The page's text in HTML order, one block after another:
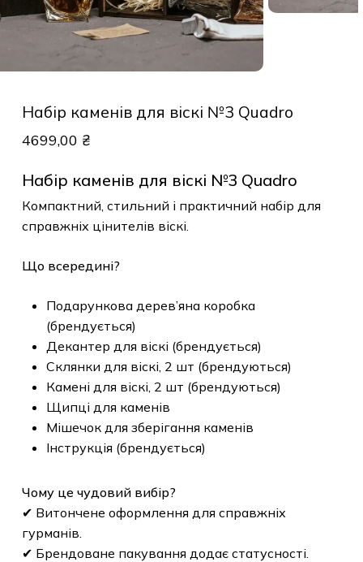
Набір каменів для віскі №3 Quadro
4699,00 ₴
Набір каменів для віскі №3 Quadro
Компактний, стильний і практичний набір для
справжніх цінителів віскі.
Що всередині?
Подарункова дерев’яна коробка
(брендується)
Декантер для віскі (брендується)
Склянки для віскі, 2 шт (брендуються)
Камені для віскі, 2 шт (брендуються)
Щипці для каменів
Мішечок для зберігання каменів
Інструкція (брендується)
Чому це чудовий вибір?
✔ Витончене оформлення для справжніх
гурманів.
✔ Брендоване пакування додає статусності.